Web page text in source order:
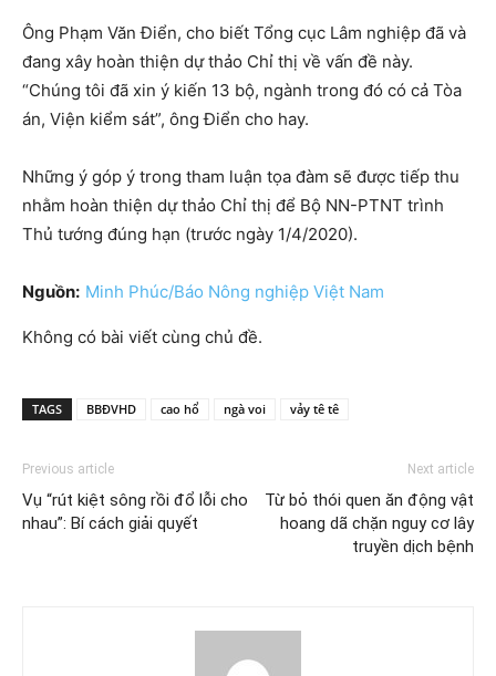
Ông Phạm Văn Điển, cho biết Tổng cục Lâm nghiệp đã và
đang xây hoàn thiện dự thảo Chỉ thị về vấn đề này.
“Chúng tôi đã xin ý kiến 13 bộ, ngành trong đó có cả Tòa
án, Viện kiểm sát”, ông Điển cho hay.
Những ý góp ý trong tham luận tọa đàm sẽ được tiếp thu
nhằm hoàn thiện dự thảo Chỉ thị để Bộ NN-PTNT trình
Thủ tướng đúng hạn (trước ngày 1/4/2020).
Nguồn: Minh Phúc/Báo Nông nghiệp Việt Nam
Không có bài viết cùng chủ đề.
TAGS BBĐVHD cao hổ ngà voi vảy tê tê
Previous article
Vụ “rút kiệt sông rồi đổ lỗi cho
nhau”: Bí cách giải quyết
Next article
Từ bỏ thói quen ăn động vật
hoang dã chặn nguy cơ lây
truyền dịch bệnh